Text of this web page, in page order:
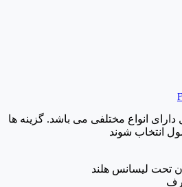
انواع مختلفی می باشد. گزینه ها
انتخاب شوند
تحت لیسانس هلند